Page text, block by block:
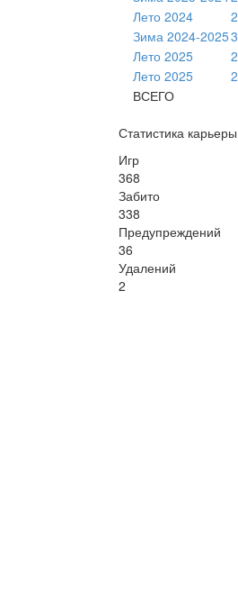
Лето 2024
Зима 2024-2025
Лето 2025
Лето 2025
ВСЕГО
Статистика карьеры
Игр
368
Забито
338
Предупреждений
36
Удалений
2